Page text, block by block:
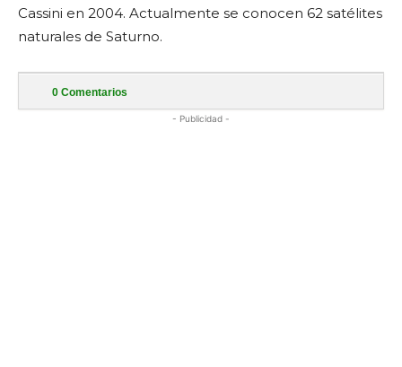
Cassini en 2004. Actualmente se conocen 62 satélites
naturales de Saturno.
0 Comentarios
- Publicidad -